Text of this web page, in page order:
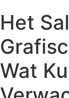
Het
Wat